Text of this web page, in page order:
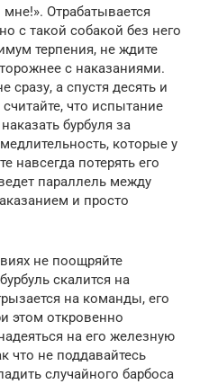
Отрабатывается
с такой собакой без него
терпения, не ждите
с наказаниями.
а спустя десять и
что испытание
бурбуля за
которые у
навсегда потерять его
параллель между
и просто
не поощряйте
скалится на
на команды, его
этом откровенно
на его железную
что не поддавайтесь
случайного барбоса